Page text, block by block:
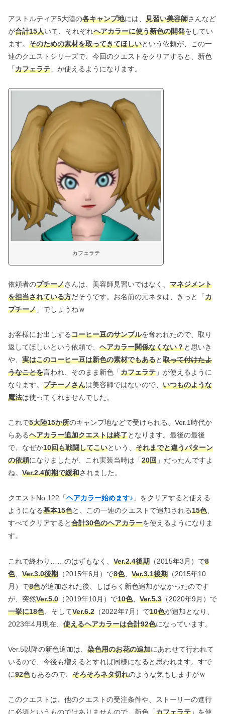
アストルティア5大陸の各キャンプ地には、 見習い美容師さんなど
が合計15人いて、それぞれヘアカラーに使う新色の開発をしてい
ます。 そのための素材を取ってきてほしいという依頼が、この一
連のクエストシリーズで、今回のクエストをクリアすると、新色
「カフェラテ 」が使えるようになります。
カフェラテ
依頼者のプチーノさんは、美容師見習いではなく、 マネジメント
を担当されている方だそうです。お名前の元ネタは、きっと「カ
プチーノ 」でしょうねｗ
お客様にお出しするコーヒー豆のサンプルを奪われたので、取り
返してほしいという依頼で、 ヘアカラー関係なくない？と思いき
や、 実はこのコーヒー豆は新色の素材でもあると取って付けたよ
うなことを言われ、そのまま新色「カフェラテ 」が使えるように
なります。 プチーノさんは美容師ではないので、 いつものような
魔法は使ってくれませんでした。
これで5大陸15か所のキャンプ地などで受けられる、Ver.1時代か
らあるヘアカラー追加クエストは終了となります。最後の最後
で、なぜか10回も戦闘してこいという、 それまでと違うパターン
の依頼になりましたが、これ実装当時は「20回 」だったんですよ
ね。 Ver.2.4前期で緩和されました。
クエストNo.122「ヘアカラー始めます♪ 」をクリアすると使える
ようになる基本15色と、この一連のクエストで追加される15色、
すべてクリアすると合計30色のヘアカラーを使えるようになりま
す。
これで終わり……のはずもなく、 Ver.2.4後期 （2015年3月）で8
色、 Ver.3.0後期 （2015年6月）で8色、 Ver.3.1後期 （2015年10
月）で8色が追加された後、しばらく新色追加がなかったのです
が、突然Ver.5.0 （2019年10月）で10色、 Ver.5.3 （2020年9月）で
一挙に18色、そしてVer.6.2 （2022年7月）で10色が追加となり、
2023年4月現在、 使えるヘアカラーは合計92色になっています。
Ver.5以降の新色追加は、 染色用のお花の追加にあわせて行われて
いるので、今後も増えるとすれば同様になると思われます。すで
に92色もあるので、 そろそろネタ切れのような気もしますがｗ
このクエストは、他のクエストの受注条件や、ストーリーの進行
に必須というものではありませんので、新色「カフェラテ 」を使